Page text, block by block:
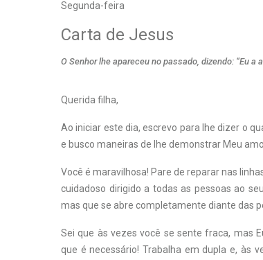
Segunda-feira
Carta de Jesus
O Senhor lhe apareceu no passado, dizendo: “Eu
Querida filha,
Ao iniciar este dia, escrevo para lhe dizer o
e busco maneiras de lhe demonstrar Meu
Você é maravilhosa! Pare de reparar nas
cuidadoso dirigido a todas as pessoas ao
mas que se abre completamente diante das
Sei que às vezes você se sente fraca, mas
que é necessário! Trabalha em dupla e, às